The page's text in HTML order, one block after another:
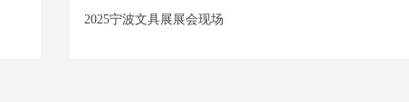
2025宁波文具展展会现场